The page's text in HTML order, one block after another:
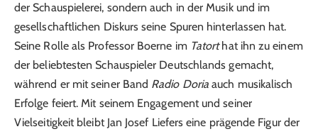
der Schauspielerei, sondern auch in der Musik und im
gesellschaftlichen Diskurs seine Spuren hinterlassen hat.
Seine Rolle als Professor Boerne im Tatorthat ihn zu einem
der beliebtesten Schauspieler Deutschlands gemacht,
während er mit seiner Band Radio Doria auch musikalisch
Erfolge feiert. Mit seinem Engagement und seiner
Vielseitigkeit bleibt Jan Josef Liefers eine prägende Figur der